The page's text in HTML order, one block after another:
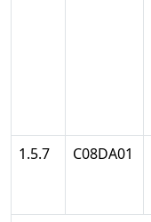
1.5.7 C08DA01